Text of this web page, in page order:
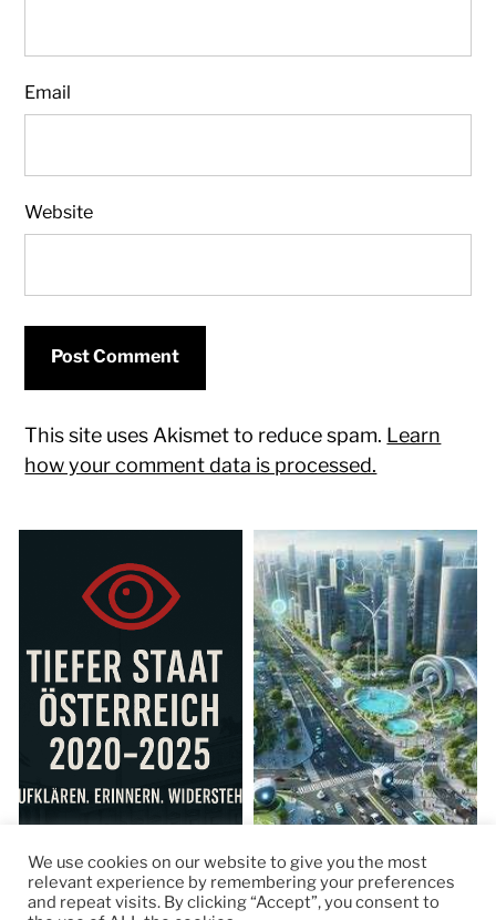
Email
Website
This site uses Akismet to reduce spam. Learn
how your comment data is processed.
We use cookies on our website to give you the most
relevant experience by remembering your preferences
and repeat visits. By clicking “Accept”, you consent to